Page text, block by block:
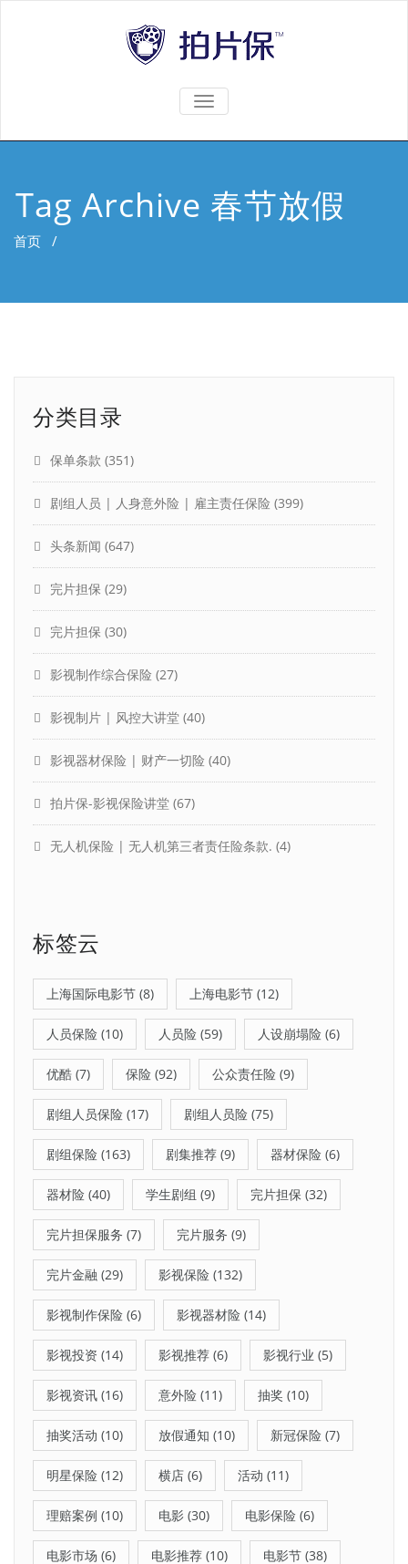
TOGGLE
Tag Archive 春节放假
首页 /
分类目录
保单条款 (351)
剧组人员 | 人身意外险 | 雇主责任保险 (399)
头条新闻 (647)
完片担保 (29)
完片担保 (30)
影视制作综合保险 (27)
影视制片 | 风控大讲堂 (40)
影视器材保险 | 财产一切险 (40)
拍片保-影视保险讲堂 (67)
无人机保险 | 无人机第三者责任险条款. (4)
标签云
上海国际电影节 (8) 上海电影节 (12)
人员保险 (10) 人员险 (59) 人设崩塌险 (6)
优酷 (7) 保险 (92) 公众责任险 (9)
剧组人员保险 (17) 剧组人员险 (75)
剧组保险 (163) 剧集推荐 (9) 器材保险 (6)
器材险 (40) 学生剧组 (9) 完片担保 (32)
完片担保服务 (7) 完片服务 (9)
完片金融 (29) 影视保险 (132)
影视制作保险 (6) 影视器材险 (14)
影视投资 (14) 影视推荐 (6) 影视行业 (5)
影视资讯 (16) 意外险 (11) 抽奖 (10)
抽奖活动 (10) 放假通知 (10) 新冠保险 (7)
明星保险 (12) 横店 (6) 活动 (11)
理赔案例 (10) 电影 (30) 电影保险 (6)
电影市场 (6) 电影推荐 (10) 电影节 (38)